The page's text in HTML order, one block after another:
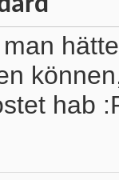
hab